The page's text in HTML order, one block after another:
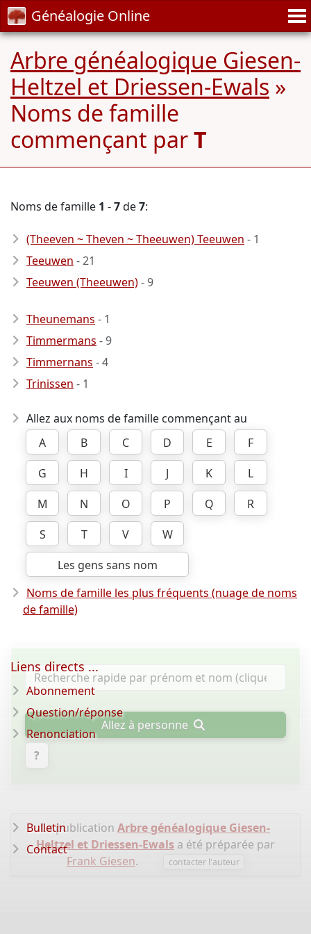
Généalogie Online
Arbre généalogique Giesen-
Heltzel et Driessen-Ewals »
Noms de famille
commençant parT
Noms de famille 1 -7de7:
(Theeven ~ Theven ~ Theeuwen) Teeuwen - 1
Teeuwen - 21
Teeuwen (Theeuwen)- 9
Theunemans - 1
Timmermans - 9
Timmernans - 4
Trinissen - 1
Allez aux noms de famille commençant au
A
B C D E
F
G
H I J K
L
M
N O P Q
R
S
T V
W
Les gens sans nom
Noms de famille les plus fréquents (nuage de noms
de famille)
Allez à personne
?
La publication Arbre généalogique Giesen-
Heltzel et Driessen-Ewals a été préparée par
Frank Giesen. contacter l'auteur
Liens directs ...
Abonnement
Question/réponse
Renonciation
Bulletin
Contact